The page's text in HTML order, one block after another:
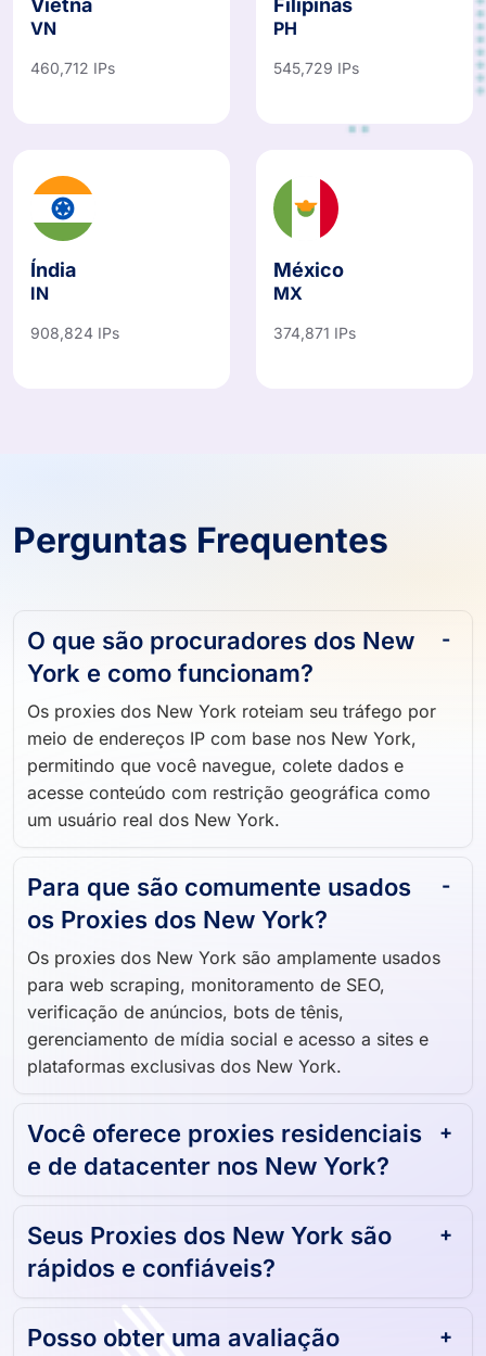
Vietnã
VN
460,712 IPs
Filipinas
PH
545,729 IPs
Índia
IN
908,824 IPs
México
MX
374,871 IPs
Perguntas Frequentes
O que são procuradores dos New
York e como funcionam?
Os proxies dos New York roteiam seu tráfego por
meio de endereços IP com base nos New York,
permitindo que você navegue, colete dados e
acesse conteúdo com restrição geográfica como
um usuário real dos New York.
Para que são comumente usados ​​
os Proxies dos New York?
Os proxies dos New York são amplamente usados ​​
para web scraping, monitoramento de SEO,
verificação de anúncios, bots de tênis,
gerenciamento de mídia social e acesso a sites e
plataformas exclusivas dos New York.
Você oferece proxies residenciais
e de datacenter nos New York?
Seus Proxies dos New York são
rápidos e confiáveis?
Posso obter uma avaliação